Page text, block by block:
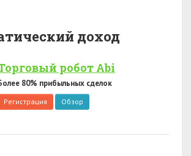
доход
робот Abi
80% прибыльных сделок
Регистрация Обзор